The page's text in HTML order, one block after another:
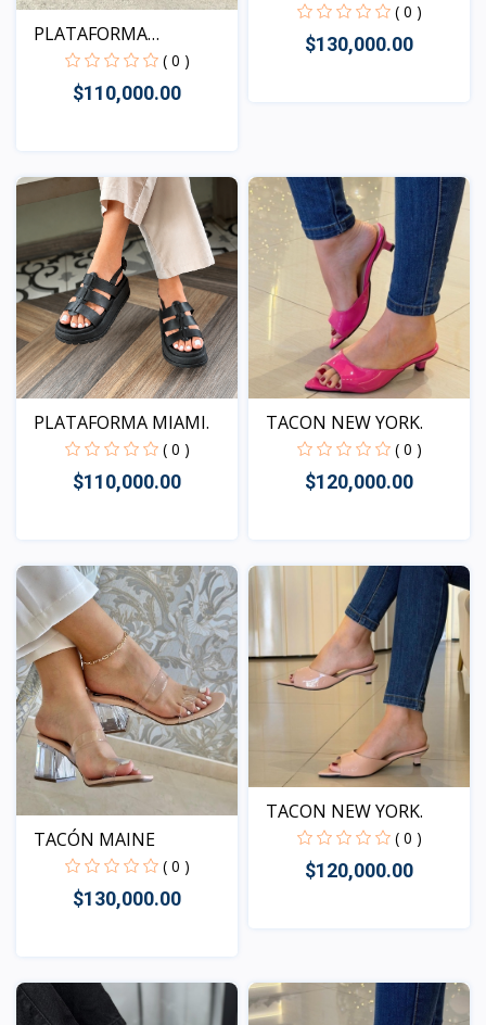
PLATAFORMA
KENTUCKY BEI...( 0 )
$110,000.00
Vista
( 0 )
$130,000.00
PLATAFORMA MIAMI.
( 0 )
$110,000.00
Vista
TACON NEW YORK.
( 0 )
$120,000.00
Vista
TACÓN MAINE
( 0 )
$130,000.00
Vista
TACON NEW YORK.
( 0 )
$120,000.00